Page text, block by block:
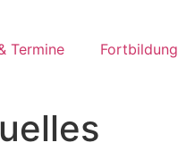
Termine Fortbildung